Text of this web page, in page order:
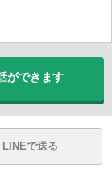
ができます
LINEで送る